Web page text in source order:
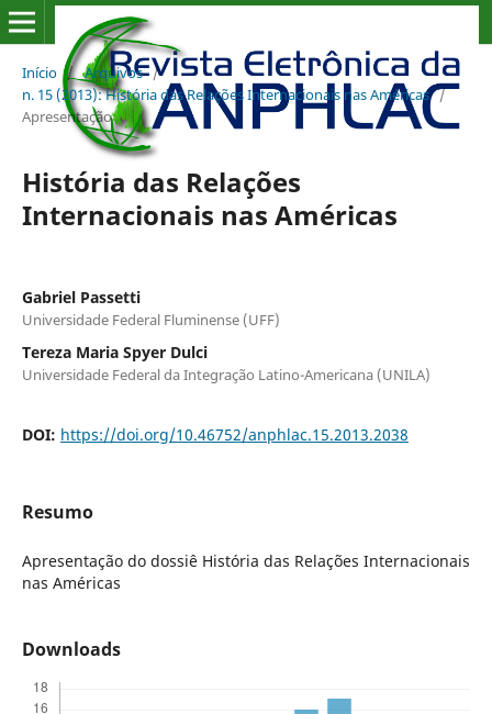
Início / Arquivos /
n. 15 (2013): História das Relações Internacionais nas Américas /
Apresentação
História das Relações
Internacionais nas Américas
Gabriel Passetti
Universidade Federal Fluminense (UFF)
Tereza Maria Spyer Dulci
Universidade Federal da Integração Latino-Americana (UNILA)
DOI: https://doi.org/10.46752/anphlac.15.2013.2038
Resumo
Apresentação do dossiê História das Relações Internacionais
nas Américas
Downloads